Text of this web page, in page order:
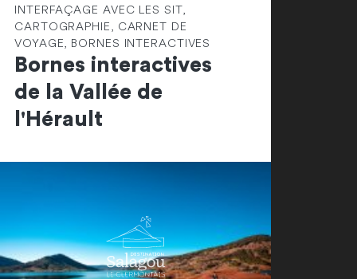
INTERFAÇAGE AVEC LES SIT,
CARTOGRAPHIE, CARNET DE
VOYAGE, BORNES INTERACTIVES
Bornes interactives
de la Vallée de
l'Hérault